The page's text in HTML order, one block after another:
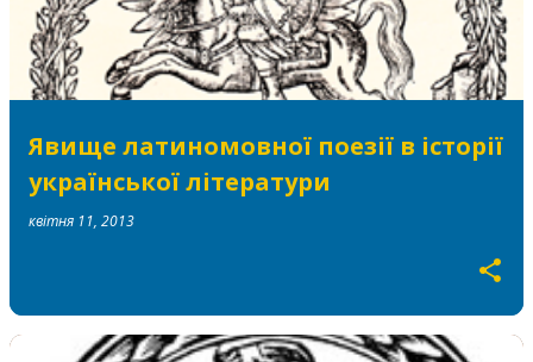
Явище латиномовної поезії в історії
української літератури
квітня 11, 2013